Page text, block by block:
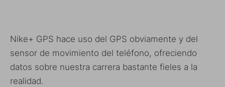
Nike+ GPS hace uso del GPS obviamente y del
sensor de movimiento del teléfono, ofreciendo
datos sobre nuestra carrera bastante fieles a la
realidad.